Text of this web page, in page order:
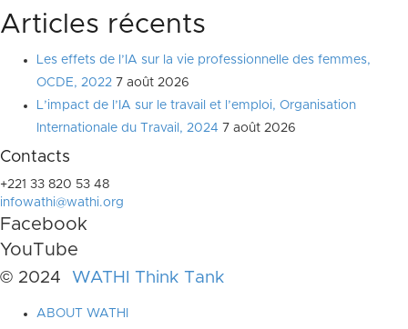
Articles récents
Les effets de l’IA sur la vie professionnelle des femmes,
OCDE, 2022 7 août 2026
L’impact de l’IA sur le travail et l’emploi, Organisation
Internationale du Travail, 2024 7 août 2026
Contacts
+221 33 820 53 48
infowathi@wathi.org
Facebook
YouTube
© 2024 WATHI Think Tank
ABOUT WATHI